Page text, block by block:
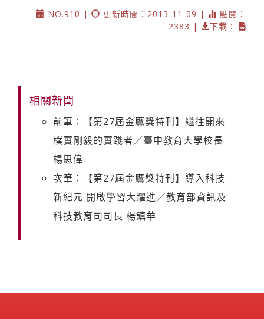
NO.910 |
更新時間：2013-11-09 |
點閱：
2383 |
下載：
相關新聞
前筆：【第27屆金鷹獎特刊】繼往開來
樸實剛毅的實踐者／臺中教育大學校長
楊思偉
次筆：【第27屆金鷹獎特刊】導入科技
新紀元 開啟學習大躍進／教育部資訊及
科技教育司司長 楊鎮華